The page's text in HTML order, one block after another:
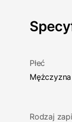
Płeć
Mężczyzna
Rodzaj